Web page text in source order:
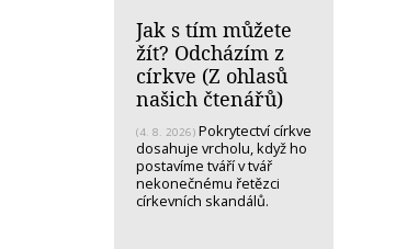
Jak s tím můžete
žít? Odcházím z
církve (Z ohlasů
našich čtenářů)
(4. 8. 2026) Pokrytectví církve
dosahuje vrcholu, když ho
postavíme tváří v tvář
nekonečnému řetězci
církevních skandálů.